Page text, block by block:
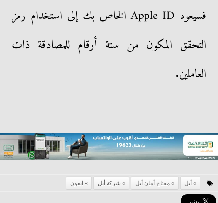
فسيعود Apple ID الخاص بك إلى استخدام رمز
التحقق المكون من ستة أرقام للمصادقة ذات
العاملين.
أبل مفتاح أمان أبل شركة أبل ايفون